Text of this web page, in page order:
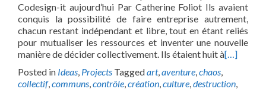
Codesign-it aujourd’hui Par Catherine Foliot Ils avaient
conquis la possibilité de faire entreprise autrement,
chacun restant indépendant et libre, tout en étant reliés
pour mutualiser les ressources et inventer une nouvelle
manière de décider collectivement. Ils étaient huit à[…]
Posted in Ideas, Projects Taggedart,aventure,chaos,
collectif,communs,contrôle,création,culture,destruction,